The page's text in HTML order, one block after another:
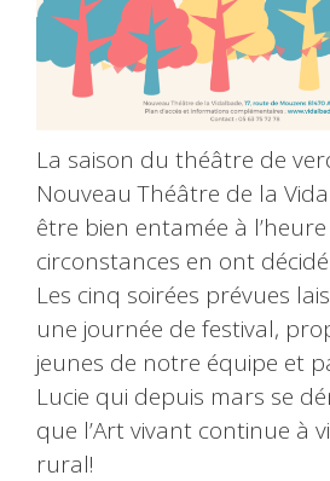
La saison du théâtre de
Nouveau Théâtre de la
être bien entamée à l’heure
circonstances en ont
Les cinq soirées prévues
une journée de festival,
jeunes de notre équipe et
Lucie qui depuis mars se
que l’Art vivant continue à
rural!